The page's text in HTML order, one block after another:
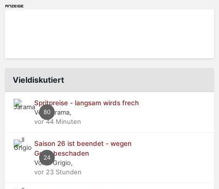
Vieldiskutiert
80
Spritpreise - langsam wirds frech
Von Jarama,
vor 44 Minuten
24
Saison 26 ist beendet - wegen
Getriebeschaden
Von Il Grigio,
vor 23 Stunden